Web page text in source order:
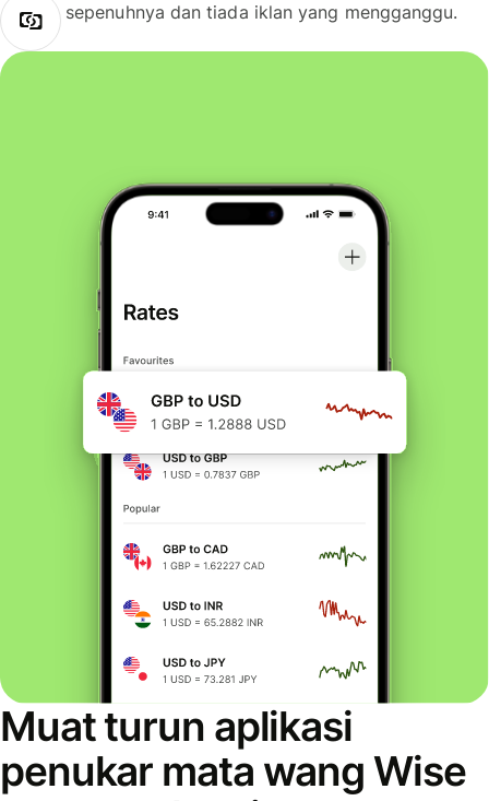
sepenuhnya dan tiada iklan yang mengganggu.
Muat turun aplikasi
penukar mata wang Wise